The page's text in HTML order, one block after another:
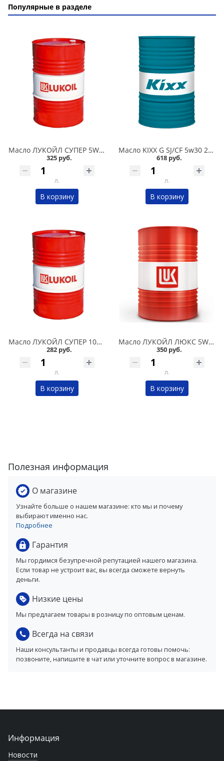
Популярные в разделе
Масло ЛУКОЙЛ СУПЕР 5W40 57л, п/с в Омске
325 руб.
л.
В корзину
Масло KIXX G SJ/CF 5w30 200л п/с в Омске
618 руб.
л.
В корзину
Масло ЛУКОЙЛ СУПЕР 10W40 57л, п/с в Омске
282 руб.
л.
В корзину
Масло ЛУКОЙЛ ЛЮКС 5W40 208л полусинтетика в Омске
350 руб.
л.
В корзину
Полезная информация
О магазине
Узнайте больше о нашем магазине: кто мы и почему
выбирают именно нас.
Подробнее
Гарантия
Мы гордимся безупречной репутацией нашего магазина.
Если товар не устроит вас, вы всегда сможете вернуть
деньги.
Низкие цены
Мы предлагаем товары в розницу по оптовым ценам.
Всегда на связи
Наши консультанты и продавцы всегда готовы помочь:
позвоните, напишите в чат или уточните вопрос в магазине.
Информация
Новости